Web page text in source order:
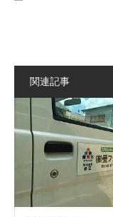
関連記事